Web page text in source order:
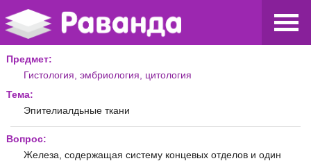
Предмет:
Гистология, эмбриология, цитология
Тема:
Эпителиалдьные ткани
Вопрос:
Железа, содержащая систему концевых отделов и один